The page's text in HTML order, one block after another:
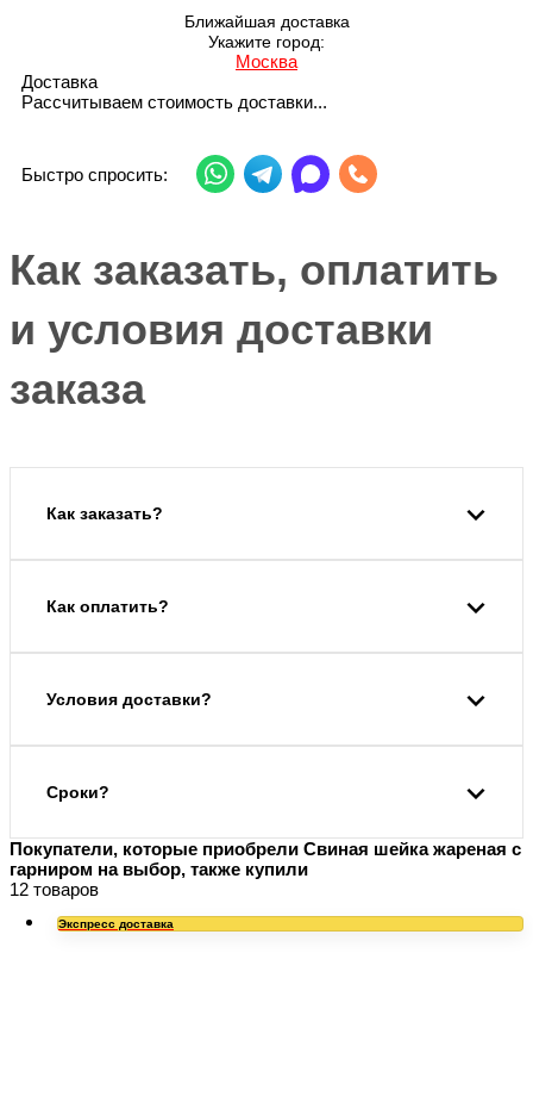
Ближайшая доставка
Укажите город:
Москва
Доставка
Рассчитываем стоимость доставки...
Быстро спросить:
Как заказать, оплатить
и условия доставки
заказа
Как заказать?
Как оплатить?
Условия доставки?
Сроки?
Покупатели, которые приобрели Свиная шейка жареная с
гарниром на выбор, также купили
12 товаров
Экспресс доставка